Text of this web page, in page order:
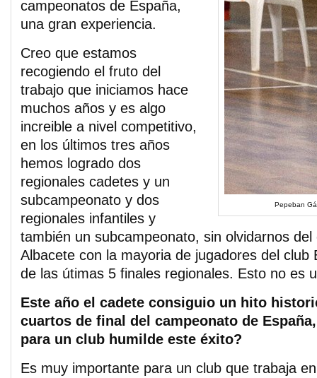
Pepeban
campeonatos de España,
una gran experiencia.
Creo que estamos
recogiendo el fruto del
trabajo que iniciamos hace
muchos años y es algo
increible a nivel competitivo,
en los últimos tres años
hemos logrado dos
regionales cadetes y un
subcampeonato y dos
regionales infantiles y
también un subcampeonato, sin olvidarnos del
Albacete con la mayoria de jugadores del club
de las útimas 5 finales regionales. Esto no es
Este año el cadete consiguio un hito
cuartos de final del campeonato de
para un club humilde este éxito?
Es muy importante para un club que trabaja